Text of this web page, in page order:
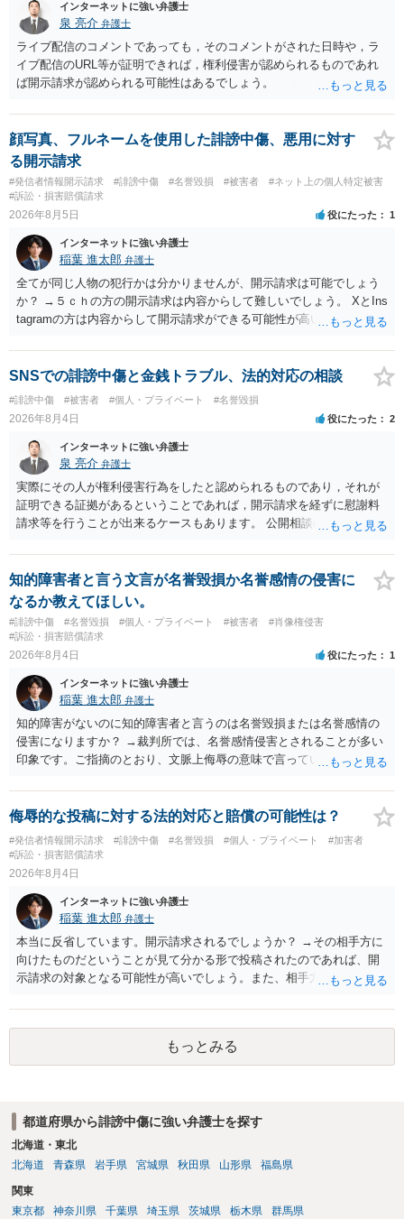
インターネットに強い弁護士
泉 亮介 弁護士
ライブ配信のコメントであっても，そのコメントがされた日時や，ラ
イブ配信のURL等が証明できれば，権利侵害が認められるものであれ
ば開示請求が認められる可能性はあるでしょう。
顔写真、フルネームを使用した誹謗中傷、悪用に対す
る開示請求
#発信者情報開示請求 #誹謗中傷 #名誉毀損 #被害者
#ネット上の個人特定被害
#訴訟・損害賠償請求
2026年8月5日 役にたった 1
インターネットに強い弁護士
稲葉 進太郎 弁護士
全てが同じ人物の犯行かは分かりませんが、開示請求は可能でしょう
か？ →５ｃｈの方の開示請求は内容からして難しいでしょう。 XとIns
tagramの方は内容からして開示請求ができる可能性が高いでしょう。
いでしょう。７月中にアカウントが削除されている場合、今から進め
ても失敗する可能性が高いように思われます。 相手を特定できた場
合、相手に全ての弁護士費用を負担させることは可能でしょうか？ →
訴訟外の交渉で相手方が認めれば負担させることができるでしょう。
訴訟で判決となった場合は、実際の弁護士費用が認められる場合と認
められない場合があり何ともいえないところでしょう。
SNSでの誹謗中傷と金銭トラブル、法的対応の相談
#誹謗中傷 #被害者 #個人・プライベート #名誉毀損
2026年8月4日 役にたった 2
インターネットに強い弁護士
泉 亮介 弁護士
実際にその人が権利侵害行為をしたと認められるものであり，それが
証明できる証拠があるということであれば，開示請求を経ずに慰謝料
請求等を行うことが出来るケースもあります。 公開相談の場では回答
に個別に相談されると良いでしょう。
知的障害者と言う文言が名誉毀損か名誉感情の侵害に
なるか教えてほしい。
#誹謗中傷 #名誉毀損 #個人・プライベート #被害者
#肖像権侵害
#訴訟・損害賠償請求
2026年8月4日 役にたった 1
インターネットに強い弁護士
稲葉 進太郎 弁護士
知的障害がないのに知的障害者と言うのは名誉毀損または名誉感情の
侵害になりますか？ →裁判所では、名誉感情侵害とされることが多い
印象です。ご指摘のとおり、文脈上侮辱の意味で言っている点も加味
侮辱的な投稿に対する法的対応と賠償の可能性は？
#発信者情報開示請求 #誹謗中傷 #名誉毀損 #個人・プライベート
#加害者
#訴訟・損害賠償請求
2026年8月4日
インターネットに強い弁護士
稲葉 進太郎 弁護士
本当に反省しています。開示請求されるでしょうか？ →その相手方に
向けたものだということが見て分かる形で投稿されたのであれば、開
示請求の対象となる可能性が高いでしょう。また、相手方の投稿した
と存じます。発信者情報開示請求が進むと、投稿に使った回線の契約
者のところに、意見照会がなされます。アカウント情報開示の場合
は、アカウントの登録メールに意見照会がなされます。 また、された
場合賠償金はいくらでしょうか。 →ケースバイケースであり、数万円
もっとみる
都道府県から誹謗中傷に強い弁護士を探す
北海道・東北
北海道
青森県 岩手県 宮城県 秋田県 山形県 福島県
関東
東京都
神奈川県 千葉県 埼玉県 茨城県 栃木県 群馬県